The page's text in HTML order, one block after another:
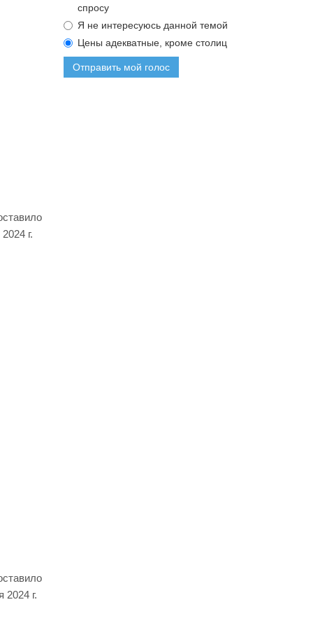
г.
2024 г.
спросу
Я не интересуюсь данной темой
Цены адекватные, кроме столиц
Отправить мой голос